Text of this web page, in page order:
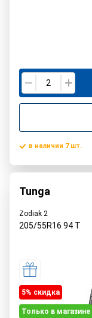
в наличии 7 шт.
Tunga
Zodiak 2
205/55R16 94 T
5% cкидка
Только в магазине